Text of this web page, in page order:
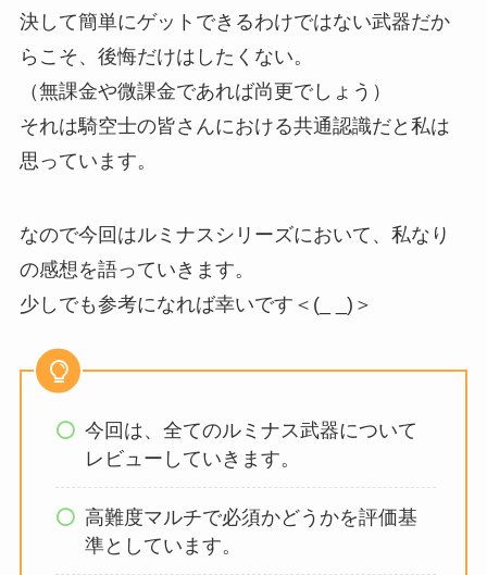
決して簡単にゲットできるわけではない武器だか
らこそ、後悔だけはしたくない。
（無課金や微課金であれば尚更でしょう）
それは騎空士の皆さんにおける共通認識だと私は
思っています。
なので今回はルミナスシリーズにおいて、私なり
の感想を語っていきます。
少しでも参考になれば幸いです＜(_ _)＞
今回は、全てのルミナス武器について
レビューしていきます。
高難度マルチで必須かどうかを評価基
準としています。